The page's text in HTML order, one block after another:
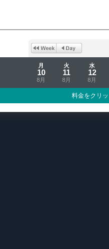
月
10
8月
火
11
8月
水
12
8月
料金をクリ